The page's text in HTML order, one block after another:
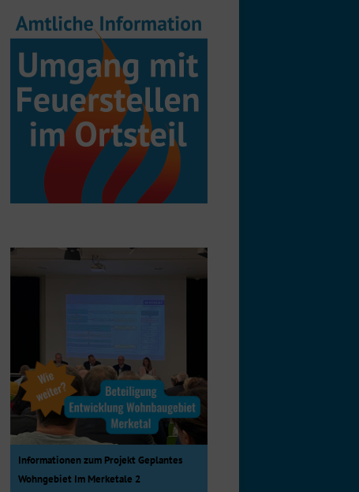
Informationen zum Projekt Geplantes
Wohngebiet Im Merketale 2